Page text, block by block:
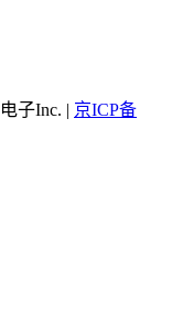
子Inc. | 京ICP备